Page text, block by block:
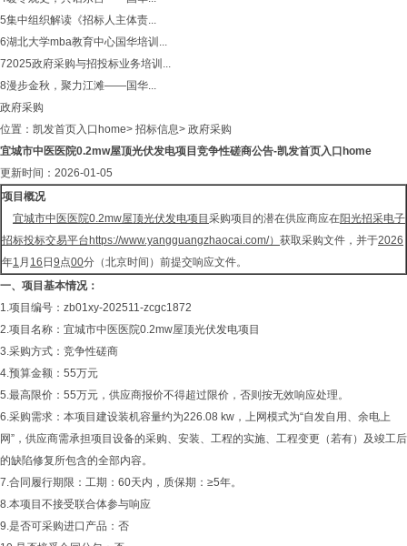
5集中组织解读《招标人主体责...
6湖北大学mba教育中心国华培训...
72025政府采购与招投标业务培训...
8漫步金秋，聚力江滩——国华...
政府采购
位置： 凯发首页入口home> 招标信息> 政府采购
宜城市中医医院0.2mw屋顶光伏发电项目竞争性磋商公告-凯发首页入口home
更新时间：2026-01-05
项目概况
宜城市中医医院0.2mw屋顶光伏发电项目 采购项目的潜在供应商应在阳光招采电子
招标投标交易平台 https://www.yangguangzhaocai.com/） 获取采购文件，并于2026
年1 月 16 日 9点00分（北京时间）前提交响应文件。
一、 项目基本情况：
1.项目编号：zb01xy-202511-zcgc1872
2.项目名称：宜城市中医医院0.2mw屋顶光伏发电项目
3.采购方式：竞争性磋商
4.预算金额：55万元
5.最高限价：55万元，供应商报价不得超过限价，否则按无效响应处理。
6.采购需求：本项目建设装机容量约为226.08 kw，上网模式为“自发自用、余电上
网”，供应商需承担项目设备的采购、安装、工程的实施、工程变更（若有）及竣工后
的缺陷修复所包含的全部内容。
7.合同履行期限：工期：60天内，质保期：≥5年。
8.本项目不接受联合体参与响应
9.是否可采购进口产品：否